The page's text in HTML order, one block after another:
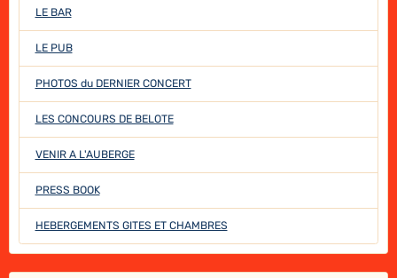
LE BAR
LE PUB
PHOTOS du DERNIER CONCERT
LES CONCOURS DE BELOTE
VENIR A L'AUBERGE
PRESS BOOK
HEBERGEMENTS GITES ET CHAMBRES